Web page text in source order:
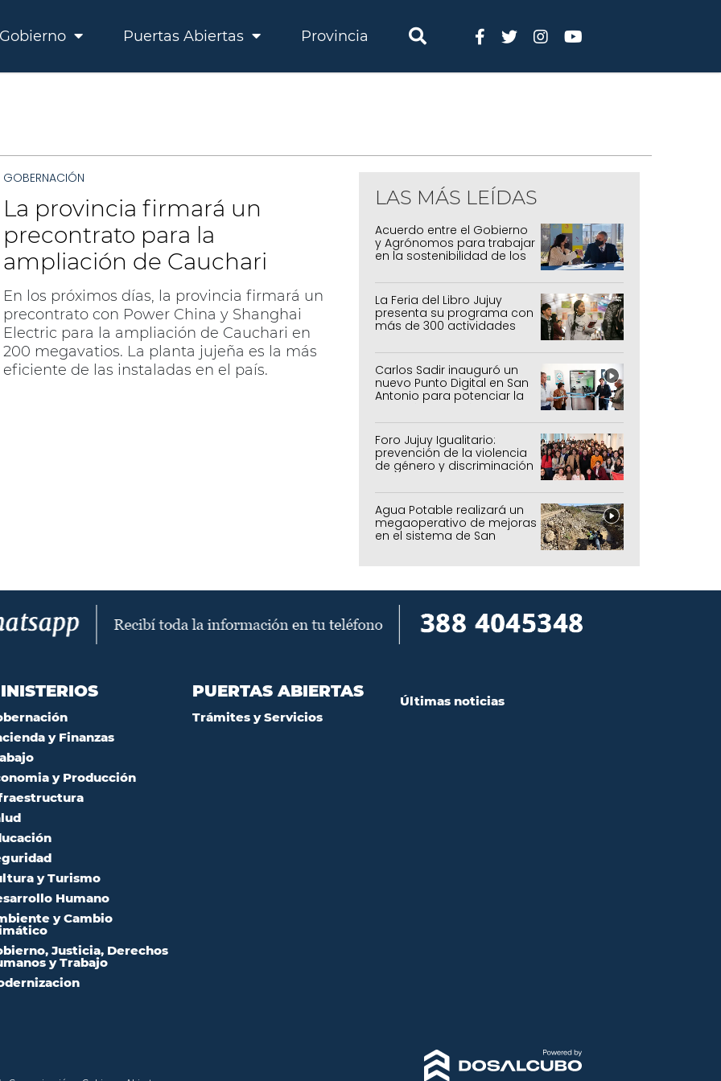
Gobierno Puertas Abiertas Provincia
GOBERNACIÓN
La provincia firmará un
precontrato para la
ampliación de Cauchari
En los próximos días, la provincia firmará un
precontrato con Power China y Shanghai
Electric para la ampliación de Cauchari en
200 megavatios. La planta jujeña es la más
eficiente de las instaladas en el país.
LAS MÁS LEÍDAS
Acuerdo entre el Gobierno
y Agrónomos para trabajar
en la sostenibilidad de los
agrícolas, pecuarios y
forestal
La Feria del Libro Jujuy
presenta su programa con
más de 300 actividades
Carlos Sadir inauguró un
nuevo Punto Digital en San
Antonio para potenciar la
inclusión tecnológica
Foro Jujuy Igualitario:
prevención de la violencia
de género y discriminación
Agua Potable realizará un
megaoperativo de mejoras
en el sistema de San
y Finanzas
y Producción
y Turismo
Humano
y Cambio
Justicia, Derechos
y Trabajo
PUERTAS ABIERTAS
Trámites y Servicios
Últimas noticias